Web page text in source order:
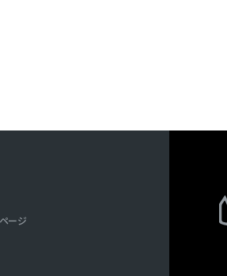
情報，利用されたサービスや購入さ
示する目的
めにメールアドレスを利用する場
するため，氏名や住所などの連絡先
ージ